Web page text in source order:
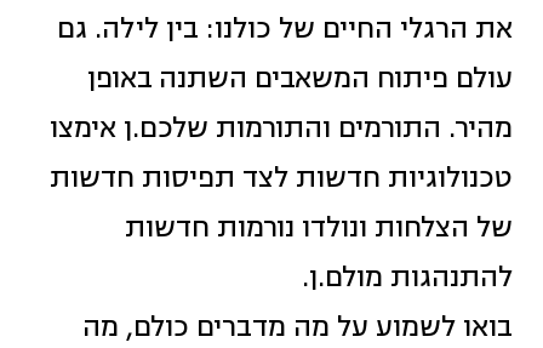
את הרגלי החיים של כולנו: בין לילה. גם
עולם פיתוח המשאבים השתנה באופן
מהיר. התורמים והתורמות שלכם.ן אימצו
טכנולוגיות חדשות לצד תפיסות חדשות
של הצלחות ונולדו נורמות חדשות
להתנהגות מולם.ן.
בואו לשמוע על מה מדברים כולם, מה